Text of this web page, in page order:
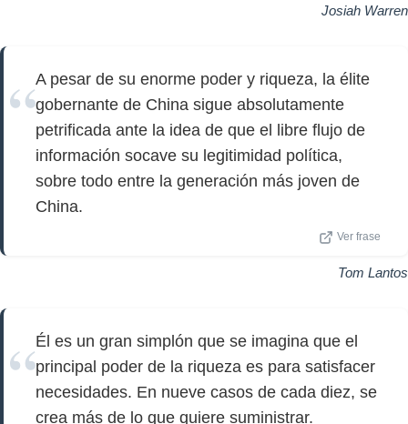
Josiah Warren
A pesar de su enorme poder y riqueza, la élite
gobernante de China sigue absolutamente
petrificada ante la idea de que el libre flujo de
información socave su legitimidad política,
sobre todo entre la generación más joven de
China.
Ver frase
Tom Lantos
Él es un gran simplón que se imagina que el
principal poder de la riqueza es para satisfacer
necesidades. En nueve casos de cada diez, se
crea más de lo que quiere suministrar.